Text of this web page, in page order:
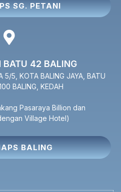
SG. PETANI
42 BALING
5/5, KOTA BALING JAYA, BATU
BALING, KEDAH
Pasaraya Billion dan
Village Hotel)
BALING